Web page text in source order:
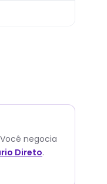
Você negocia
Direto.